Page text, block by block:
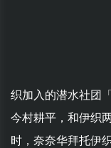
织加入的潜水社团
今村耕平，和伊织
时，奈奈华拜托伊